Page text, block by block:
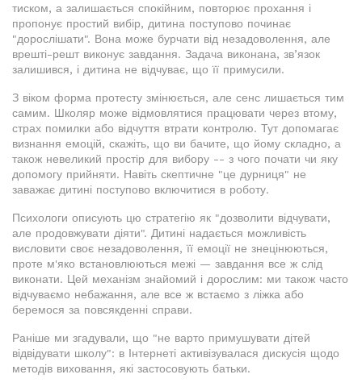
тиском, а залишається спокійним, повторює прохання і
пропонує простий вибір, дитина поступово починає
"дорослішати". Вона може бурчати від незадоволення, але
врешті-решт виконує завдання. Задача виконана, зв’язок
залишився, і дитина не відчуває, що її примусили.
З віком форма протесту змінюється, але сенс лишається тим
самим. Школяр може відмовлятися працювати через втому,
страх помилки або відчуття втрати контролю. Тут допомагає
визнання емоцій, скажіть, що ви бачите, що йому складно, а
також невеликий простір для вибору -- з чого почати чи яку
допомогу прийняти. Навіть скептичне "це дурниця" не
заважає дитині поступово включитися в роботу.
Психологи описують цю стратегію як "дозволити відчувати,
але продовжувати діяти". Дитині надається можливість
висловити своє незадоволення, її емоції не знецінюються,
проте м'яко встановлюються межі — завдання все ж слід
виконати. Цей механізм знайомий і дорослим: ми також часто
відчуваємо небажання, але все ж встаємо з ліжка або
беремося за повсякденні справи.
Раніше ми згадували, що "не варто примушувати дітей
відвідувати школу": в Інтернеті активізувалася дискусія щодо
методів виховання, які застосовують батьки.